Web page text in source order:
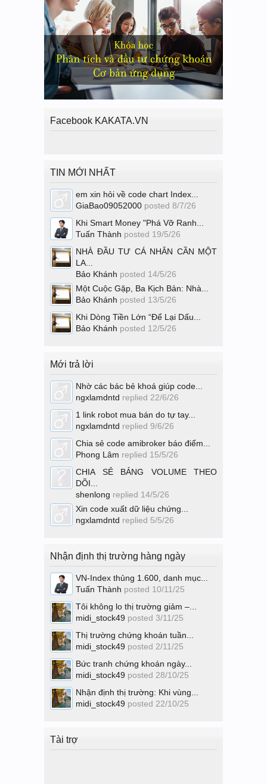
Facebook KAKATA.VN
TIN MỚI NHẤT
em xin hỏi về code chart Index...
GiaBao09052000 posted 8/7/26
Khi Smart Money "Phá Vỡ Ranh...
Tuấn Thành posted 19/5/26
NHÀ ĐẦU TƯ CÁ NHÂN CẦN MỘT
LA...
Bảo Khánh posted 14/5/26
Một Cuộc Gặp, Ba Kịch Bản: Nhà...
Bảo Khánh posted 13/5/26
Khi Dòng Tiền Lớn “Để Lại Dấu...
Bảo Khánh posted 12/5/26
Mới trả lời
Nhờ các bác bẻ khoá giúp code...
ngxlamdntd replied 22/6/26
1 link robot mua bán do tự tay...
ngxlamdntd replied 9/6/26
Chia sẻ code amibroker báo điểm...
Phong Lâm replied 15/5/26
CHIA SẺ BẢNG VOLUME THEO
DÕI...
shenlong replied 14/5/26
Xin code xuất dữ liệu chứng...
ngxlamdntd replied 5/5/26
Nhận định thị trường hàng ngày
VN-Index thủng 1.600, danh mục...
Tuấn Thành posted 10/11/25
Tôi không lo thị trường giảm –...
midi_stock49 posted 3/11/25
Thị trường chứng khoán tuần...
midi_stock49 posted 2/11/25
Bức tranh chứng khoán ngày...
midi_stock49 posted 28/10/25
Nhận định thị trường: Khi vùng...
midi_stock49 posted 22/10/25
Tài trợ